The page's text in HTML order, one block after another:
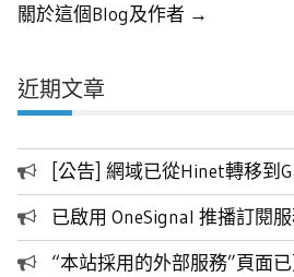
關於這個Blog及作者 →
近期文章
[公告] 網域已從Hinet轉移到
已啟用 OneSignal 推播訂閱
“本站採用的外部服務”頁面